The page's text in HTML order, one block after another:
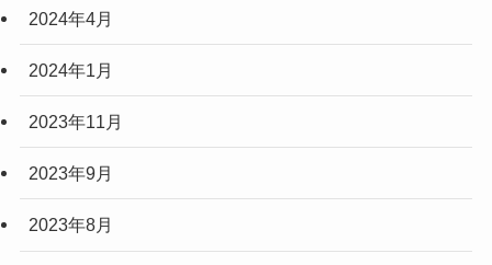
2024年4月
2024年1月
2023年11月
2023年9月
2023年8月